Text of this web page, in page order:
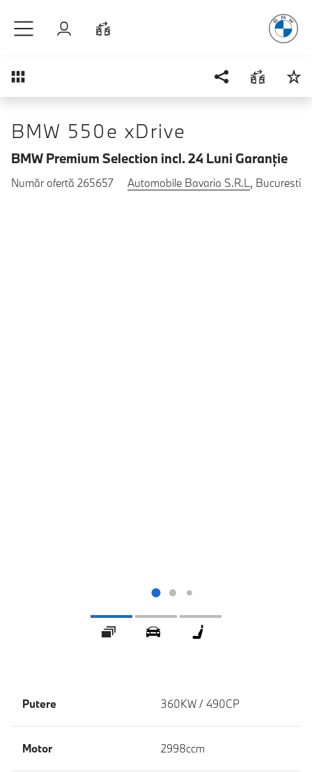
Autentificare
Prezentare generală
BMW 550e xDrive
BMW Premium Selection incl. 24 Luni Garanţie
Număr ofertă 265657 Automobile Bavaria S.R.L, Bucuresti
Galerie 360 ° Exterior
Putere 360KW / 490CP
Motor 2998ccm